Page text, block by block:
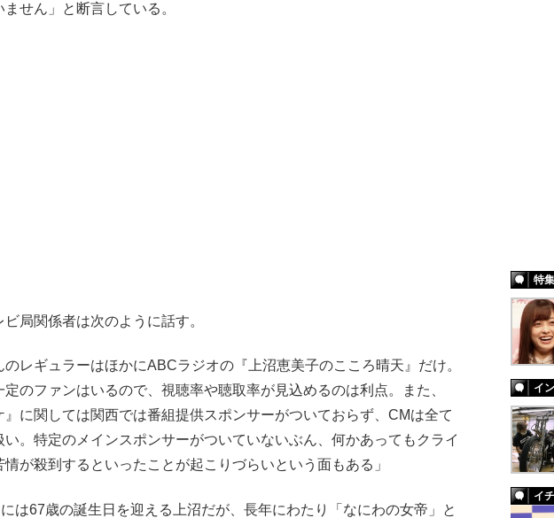
せん」と断言している。
局関係者は次のように話す。
のレギュラーはほかにABCラジオの『上沼恵美子のこころ晴天』だけ。
定のファンはいるので、視聴率や聴取率が見込めるのは利点。また、
』に関しては関西では番組提供スポンサーがついておらず、CMは全て
い。特定のメインスポンサーがついていないぶん、何かあってもクライ
情が殺到するといったことが起こりづらいという面もある」
は67歳の誕生日を迎える上沼だが、長年にわたり「なにわの女帝」と
特集
イ
イ